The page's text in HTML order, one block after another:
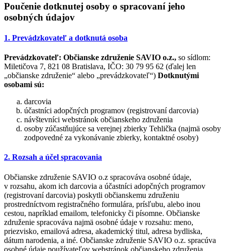
Poučenie dotknutej osoby o spracovaní jeho
osobných údajov
1. Prevádzkovateľ a dotknutá osoba
Prevádzkovateľ: Občianske združenie SAVIO o.z., so sídlom:
Miletičova 7, 821 08 Bratislava, IČO: 30 79 95 62 (ďalej len
„občianske združenie“ alebo „prevádzkovateľ“) Dotknutými
osobami sú:
darcovia
účastníci adopčných programov (registrovaní darcovia)
návštevníci webstránok občianskeho združenia
osoby zúčastňujúce sa verejnej zbierky Tehlička (najmä osoby
zodpovedné za vykonávanie zbierky, kontaktné osoby)
2. Rozsah a účel spracovania
Občianske združenie SAVIO o.z spracováva osobné údaje,
v rozsahu, akom ich darcovia a účastníci adopčných programov
(registrovaní darcovia) poskytli občianskemu združeniu
prostredníctvom registračného formulára, prísľubu, alebo inou
cestou, napríklad emailom, telefonicky či písomne. Občianske
združenie spracováva najmä osobné údaje v rozsahu: meno,
priezvisko, emailová adresa, akademický titul, adresa bydliska,
dátum narodenia, a iné. Občianske združenie SAVIO o.z. spracúva
osobné údaje používateľov webstránok občianskeho združenia